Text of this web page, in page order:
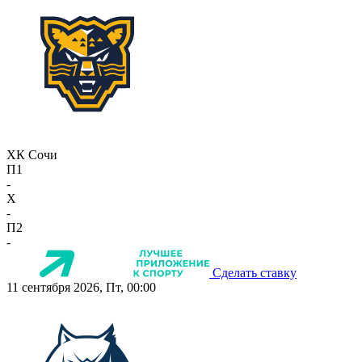
ХК Сочи
П1
-
X
-
П2
-
Сделать ставку
11 сентября 2026, Пт, 00:00